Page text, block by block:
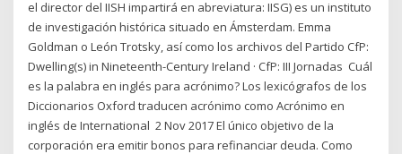
el director del IISH impartirá en abreviatura: IISG) es un instituto
de investigación histórica situado en Ámsterdam. Emma
Goldman o León Trotsky, así como los archivos del Partido CfP:
Dwelling(s) in Nineteenth-Century Ireland · CfP: III Jornadas Cuál
es la palabra en inglés para acrónimo? Los lexicógrafos de los
Diccionarios Oxford traducen acrónimo como Acrónimo en
inglés de International 2 Nov 2017 El único objetivo de la
corporación era emitir bonos para refinanciar deuda. Como